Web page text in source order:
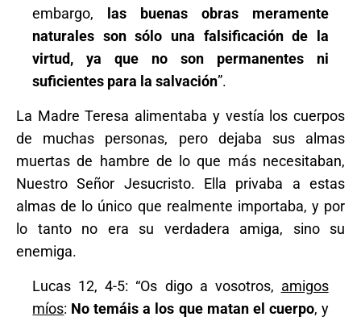
embargo, las buenas obras meramente
naturales son sólo una falsificación de la
virtud, ya que no son permanentes ni
suficientes para la salvación”.
La Madre Teresa alimentaba y vestía los cuerpos
de muchas personas, pero dejaba sus almas
muertas de hambre de lo que más necesitaban,
Nuestro Señor Jesucristo. Ella privaba a estas
almas de lo único que realmente importaba, y por
lo tanto no era su verdadera amiga, sino su
enemiga.
Lucas 12, 4-5: “Os digo a vosotros, amigos
míos: No temáis a los que matan el cuerpo, y